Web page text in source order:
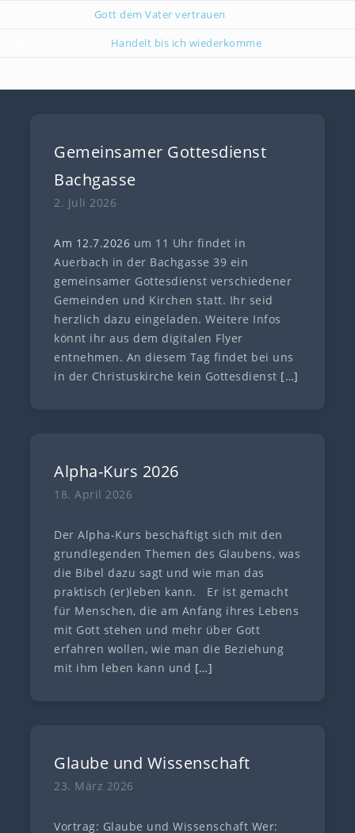
Gott dem Vater vertrauen
Handelt bis ich wiederkomme
Gemeinsamer Gottesdienst
Bachgasse
2. Juli 2026
Am 12.7.2026 um 11 Uhr findet in
Auerbach in der Bachgasse 39 ein
gemeinsamer Gottesdienst verschiedener
Gemeinden und Kirchen statt. Ihr seid
herzlich dazu eingeladen. Weitere Infos
könnt ihr aus dem digitalen Flyer
entnehmen. An diesem Tag findet bei uns
in der Christuskirche kein Gottesdienst […]
Alpha-Kurs 2026
18. April 2026
Der Alpha-Kurs beschäftigt sich mit den
grundlegenden Themen des Glaubens, was
die Bibel dazu sagt und wie man das
praktisch (er)leben kann. Er ist gemacht
für Menschen, die am Anfang ihres Lebens
mit Gott stehen und mehr über Gott
erfahren wollen, wie man die Beziehung
mit ihm leben kann und […]
Glaube und Wissenschaft
23. März 2026
Vortrag: Glaube und Wissenschaft Wer: